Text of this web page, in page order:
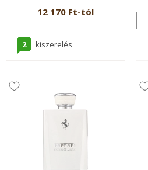
12 170 Ft-tól
2 kiszerelés